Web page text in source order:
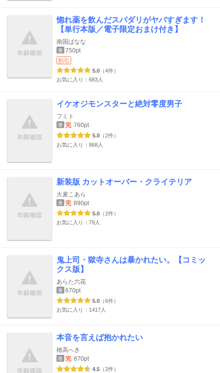
惚れ薬を飲んだスパダリがヤバすぎます！
【単行本版／電子限定おまけ付き】
南国ばなな
巻 750pt
割引
5.0 （4件）
お気に入り：683人
イケオジモンスターと絶対零度男子
フミト
巻 完 760pt
5.0 （2件）
お気に入り：868人
新装版 カットオーバー・クライテリア
大麦こあら
巻 完 890pt
5.0 （2件）
お気に入り：79人
鬼上司・獄寺さんは暴かれたい。【コミッ
クス版】
あらた六花
巻 670pt
5.0 （6件）
お気に入り：1417人
本音を言えば抱かれたい
穂高へき
巻 完 870pt
4.5 （2件）